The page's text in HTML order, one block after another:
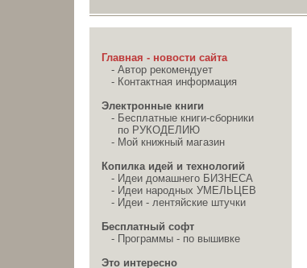
Главная - новости сайта
- Автор рекомендует
- Контактная информация
Электронные книги
- Бесплатные книги-сборники
по РУКОДЕЛИЮ
- Мой книжный магазин
Копилка идей и технологий
- Идеи домашнего БИЗНЕСА
- Идеи народных УМЕЛЬЦЕВ
- Идеи - лентяйские штучки
Бесплатный софт
- Программы - по вышивке
Это интересно